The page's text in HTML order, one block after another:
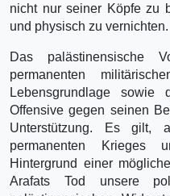
nicht nur seiner Köpfe zu
und physisch zu vernichten.
Das palästinensische
permanenten
Lebensgrundlage sowie
Offensive gegen seinen
Unterstützung. Es gilt,
permanenten Krieges
Hintergrund einer
Arafats Tod unsere